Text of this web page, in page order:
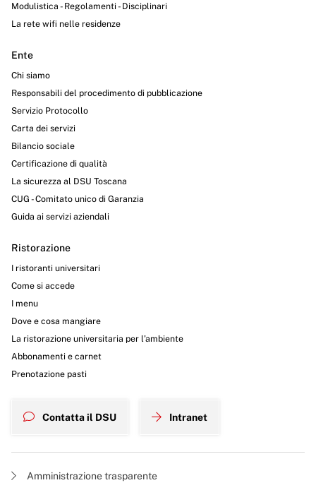
Modulistica - Regolamenti - Disciplinari
La rete wifi nelle residenze
Ente
Chi siamo
Responsabili del procedimento di pubblicazione
Servizio Protocollo
Carta dei servizi
Bilancio sociale
Certificazione di qualità
La sicurezza al DSU Toscana
CUG - Comitato unico di Garanzia
Guida ai servizi aziendali
Ristorazione
I ristoranti universitari
Come si accede
I menu
Dove e cosa mangiare
La ristorazione universitaria per l’ambiente
Abbonamenti e carnet
Prenotazione pasti
Contatta il DSU Intranet
Amministrazione trasparente